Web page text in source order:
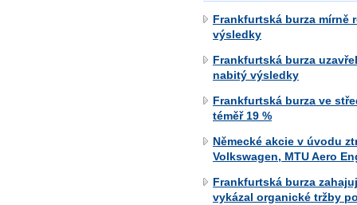
Frankfurtská burza mírně
výsledky
Frankfurtská burza
nabitý výsledky
Frankfurtská burza ve
téměř 19 %
Německé akcie v úvodu
Volkswagen, MTU Aero
Frankfurtská burza
vykázal organické tržby